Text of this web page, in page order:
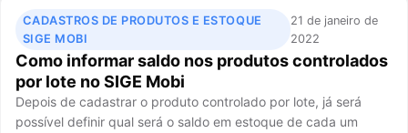
CADASTROS DE PRODUTOS E ESTOQUE
SIGE MOBI
21 de janeiro de
2022
Como informar saldo nos produtos controlados
por lote no SIGE Mobi
Depois de cadastrar o produto controlado por lote, já será
possível definir qual será o saldo em estoque de cada um